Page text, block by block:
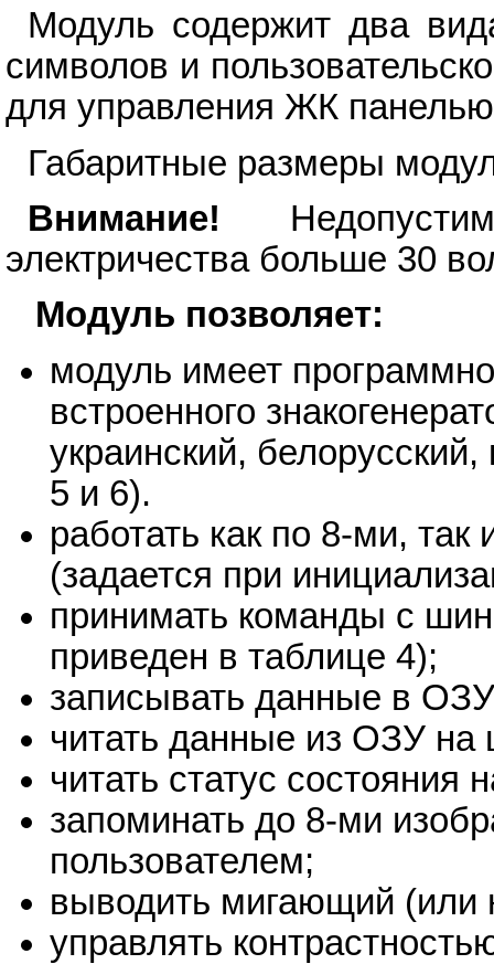
Модуль содержит два
символов и
для управления ЖК
Габаритные размеры
Внимание!
электричества больше 30
Модуль позволяет:
модуль имеет
встроенного
украинский,
5 и 6).
работать как по 8-ми,
(задается при
принимать команды с
приведен в таблице 4);
записывать данные в
читать данные из ОЗУ
читать статус
запоминать до 8-ми
пользователем;
выводить мигающий (или
управлять